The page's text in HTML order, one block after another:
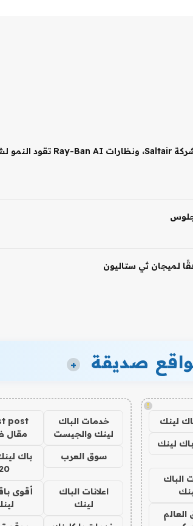
لميجان ثي ستاليون
صديقة +
!
لينك
لينك
الباك
العالم
خدمات الباك
لينك والجيست
post
مقال
سوق العرب
باك
اعلانات الباك
لينك
أقوى